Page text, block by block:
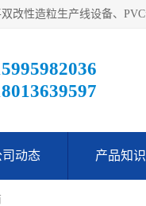
司动态 产品知识